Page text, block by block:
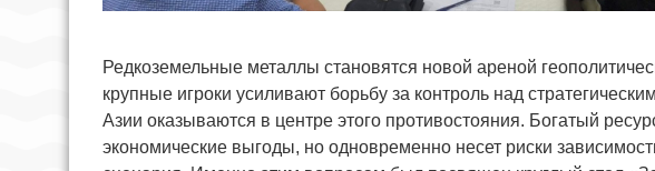
Редкоземельные металлы становятся новой ареной
крупные игроки усиливают борьбу за контроль над
Азии оказываются в центре этого противостояния. Богатый
экономические выгоды, но одновременно несет риски